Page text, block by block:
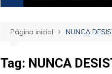
Página inicial NUNCA
Tag: NUNCA